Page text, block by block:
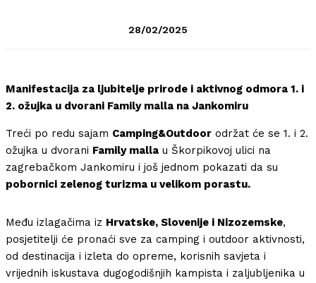
28/02/2025
Manifestacija za ljubitelje prirode i aktivnog odmora 1. i
2. ožujka u dvorani Family malla na Jankomiru
Treći po redu sajam Camping&Outdoor održat će se 1. i 2.
ožujka u dvorani Family malla u Škorpikovoj ulici na
zagrebačkom Jankomiru i još jednom pokazati da su
pobornici zelenog turizma u velikom porastu.
Među izlagačima iz Hrvatske, Slovenije i Nizozemske,
posjetitelji će pronaći sve za camping i outdoor aktivnosti,
od destinacija i izleta do opreme, korisnih savjeta i
vrijednih iskustava dugogodišnjih kampista i zaljubljenika u